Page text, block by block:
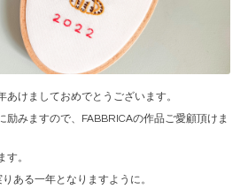
あけましておめでとうございます。
励みますので、FABBRICAの作品ご愛顧頂けま
す。
ある一年となりますように。